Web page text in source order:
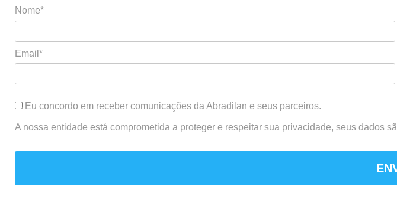
Nome*
Email*
Eu concordo em receber comunicações da Abradilan e seus parceiros.
A nossa entidade está comprometida a proteger e respeitar sua privacidade, seus dados